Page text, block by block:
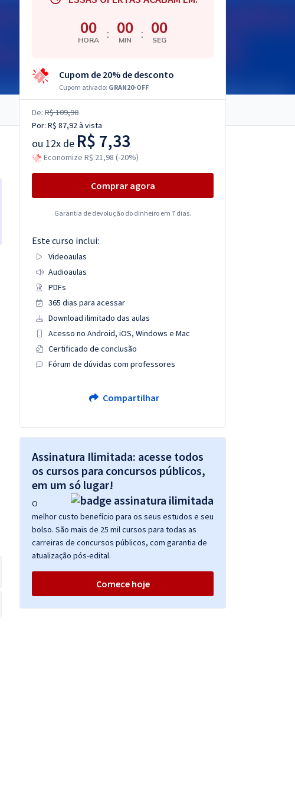
00
HORA : 00
MIN : 00
SEG
Cupom de 20% de desconto
Cupom ativado: GRAN20-OFF
De: R$ 109,90
Por: R$ 87,92à vista
ou 12x de R$ 7,33
Economize R$ 21,98 (-20%)
Comprar agora
Garantia de devolução do dinheiro em 7 dias.
Este curso inclui:
Videoaulas
Audioaulas
PDFs
365 dias para acessar
Download ilimitado das aulas
Acesso no Android, iOS, Windows e Mac
Certificado de conclusão
Fórum de dúvidas com professores
Compartilhar
Assinatura Ilimitada: acesse todos
os cursos para concursos públicos,
em um só lugar!
O
melhor custo benefício para os seus estudos e seu
bolso. São mais de 25 mil cursos para todas as
carreiras de concursos públicos, com garantia de
atualização pós-edital.
Comece hoje